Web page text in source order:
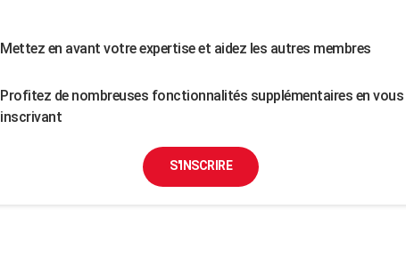
Mettez en avant votre expertise et aidez les autres membres
Profitez de nombreuses fonctionnalités supplémentaires en vous
inscrivant
S'INSCRIRE